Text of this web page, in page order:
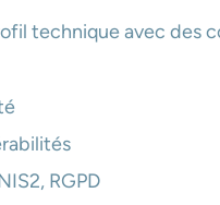
technique avec des
RGPD